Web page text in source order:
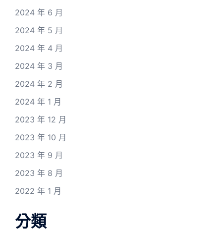
2024 年 6 月
2024 年 5 月
2024 年 4 月
2024 年 3 月
2024 年 2 月
2024 年 1 月
2023 年 12 月
2023 年 10 月
2023 年 9 月
2023 年 8 月
2022 年 1 月
分類